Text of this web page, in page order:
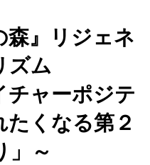
森』リジェネ
ズム
チャーポジテ
たくなる第２
」～